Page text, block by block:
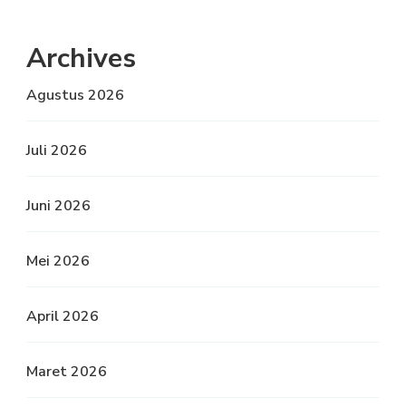
Archives
Agustus 2026
Juli 2026
Juni 2026
Mei 2026
April 2026
Maret 2026